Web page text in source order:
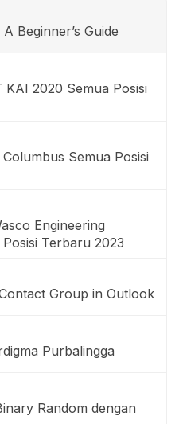
Beginner’s Guide
KAI 2020 Semua Posisi
Semua Posisi
Engineering
Terbaru 2023
Group in Outlook
Purbalingga
Random dengan